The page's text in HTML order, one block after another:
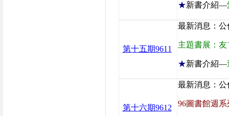
★新書介紹—
第十五期9611
最新消息：
主題書展：友
★新書介紹—
第十六期9612
最新消息：
96圖書館週